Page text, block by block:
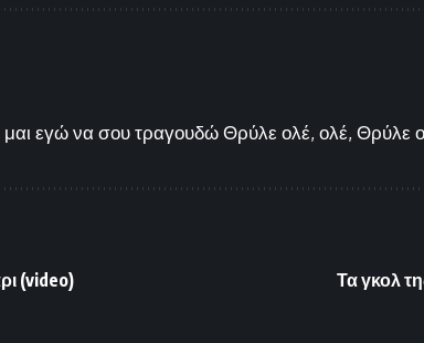
εγώ να σου τραγουδώ Θρύλε ολέ, ολέ, Θρύλε
(video) Τα γκολ